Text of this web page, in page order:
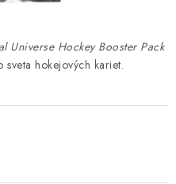
podmienky
formulára
Universe Hockey Booster Pack
hokejových kariet.